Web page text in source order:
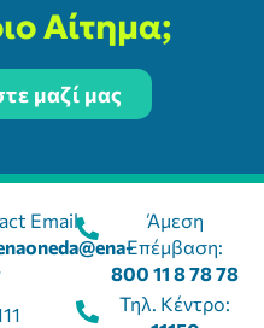
Αίτημα;
μαζί μας
Email:
Άμεση
Επέμβαση:
800 11 8 78 78
Τηλ. Κέντρο: